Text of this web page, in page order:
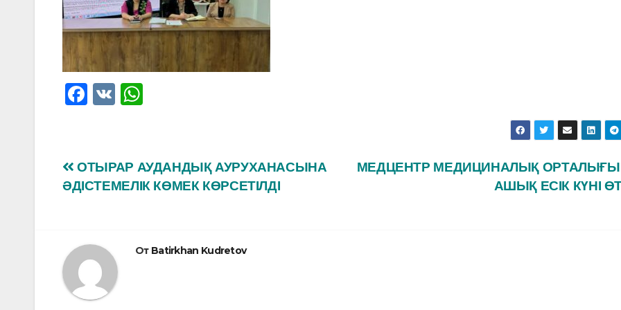
F
e
b
k
V
s
A
Навигация
по
МЕДЦЕНТР МЕДИЦИНАЛЫҚ
АШЫҚ ЕСІК КҮНІ
ОТЫРАР АУДАНДЫҚ АУРУХАНАСЫНА
ӘДІСТЕМЕЛІК КӨМЕК КӨРСЕТІЛДІ
От Batirkhan Kudretov